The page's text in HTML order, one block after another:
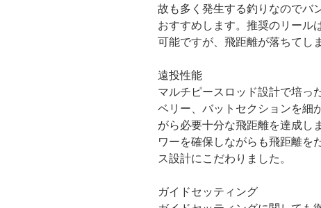
故も多く発生する釣りなのでバ
おすすめします。推奨のリール
可能ですが、飛距離が落ちてし
遠投性能
マルチピースロッド設計で培っ
ベリー、バットセクションを細
がら必要十分な飛距離を達成し
ワーを確保しながらも飛距離を
ス設計にこだわりました。
ガイドセッティング